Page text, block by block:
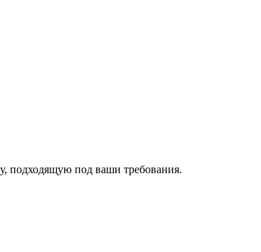
подходящую под ваши требования.